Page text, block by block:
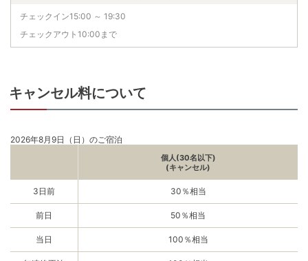
チェックイン15:00 ～ 19:30
チェックアウト10:00まで
キャンセル料について
2026年8月9日（日）のご宿泊
個人(30名以下)
(キャンセル)
3日前 30％相当
前日 50％相当
当日 100％相当